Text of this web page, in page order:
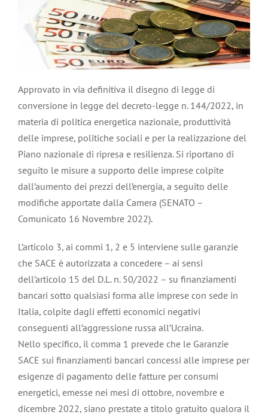
Approvato in via definitiva il disegno di legge di
conversione in legge del decreto-legge n. 144/2022, in
materia di politica energetica nazionale, produttività
delle imprese, politiche sociali e per la realizzazione del
Piano nazionale di ripresa e resilienza. Si riportano di
seguito le misure a supporto delle imprese colpite
dall’aumento dei prezzi dell’energia, a seguito delle
modifiche apportate dalla Camera (SENATO –
Comunicato 16 Novembre 2022).
L’articolo 3, ai commi 1, 2 e 5 interviene sulle garanzie
che SACE è autorizzata a concedere – ai sensi
dell’articolo 15 del D.L. n. 50/2022 – su finanziamenti
bancari sotto qualsiasi forma alle imprese con sede in
Italia, colpite dagli effetti economici negativi
conseguenti all’aggressione russa all’Ucraina.
Nello specifico, il comma 1 prevede che le Garanzie
SACE sui finanziamenti bancari concessi alle imprese per
esigenze di pagamento delle fatture per consumi
energetici, emesse nei mesi di ottobre, novembre e
dicembre 2022, siano prestate a titolo gratuito qualora il